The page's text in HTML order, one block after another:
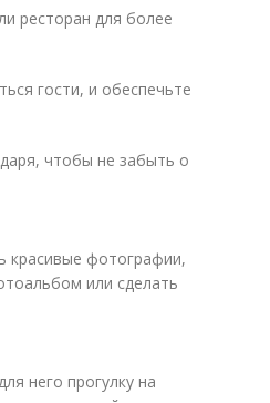
ресторан для более
гости, и обеспечьте
чтобы не забыть о
красивые фотографии,
или сделать
него прогулку на